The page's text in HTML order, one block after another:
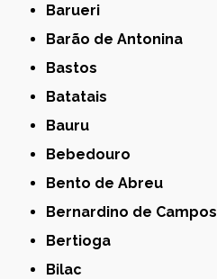
Barueri
Barão de Antonina
Bastos
Batatais
Bauru
Bebedouro
Bento de Abreu
Bernardino de Campos
Bertioga
Bilac